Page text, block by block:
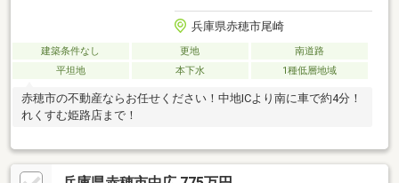
兵庫県赤穂市尾崎
建築条件なし 更地
南道路
平坦地
本下水 1種低層地域
赤穂市の不動産ならお任せください！中地ICより南に車で約4分！
れくすむ姫路店まで！